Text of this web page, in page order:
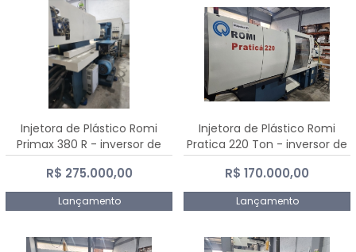
Injetora de Plástico Romi
Primax 380 R - inversor de
frequência NR 12
R$ 275.000,00
Lançamento
Injetora de Plástico Romi
Pratica 220 Ton - inversor de
frequência NR 12
R$ 170.000,00
Lançamento